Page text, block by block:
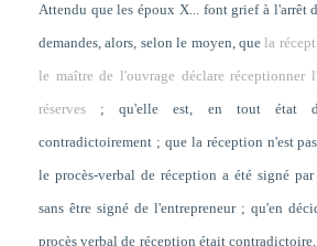
Attendu que les époux X... font grief à l'arrêt
demandes, alors, selon le moyen, quela
le maître de l'ouvrage déclare réceptionner
réserves ; qu'elle est, en tout état de
contradictoirement ; que la réception n'est
le procès-verbal de réception a été signé
sans être signé de l'entrepreneur ; qu'en
procès verbal de réception était